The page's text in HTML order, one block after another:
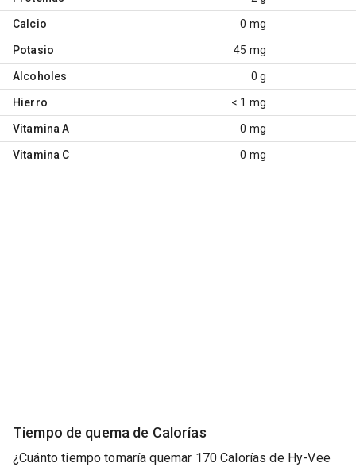
Calcio 0 mg
Potasio 45 mg
Alcoholes 0 g
Hierro < 1 mg
Vitamina A 0 mg
Vitamina C 0 mg
Tiempo de quema de Calorías
¿Cuánto tiempo tomaría quemar 170 Calorías de Hy-Vee